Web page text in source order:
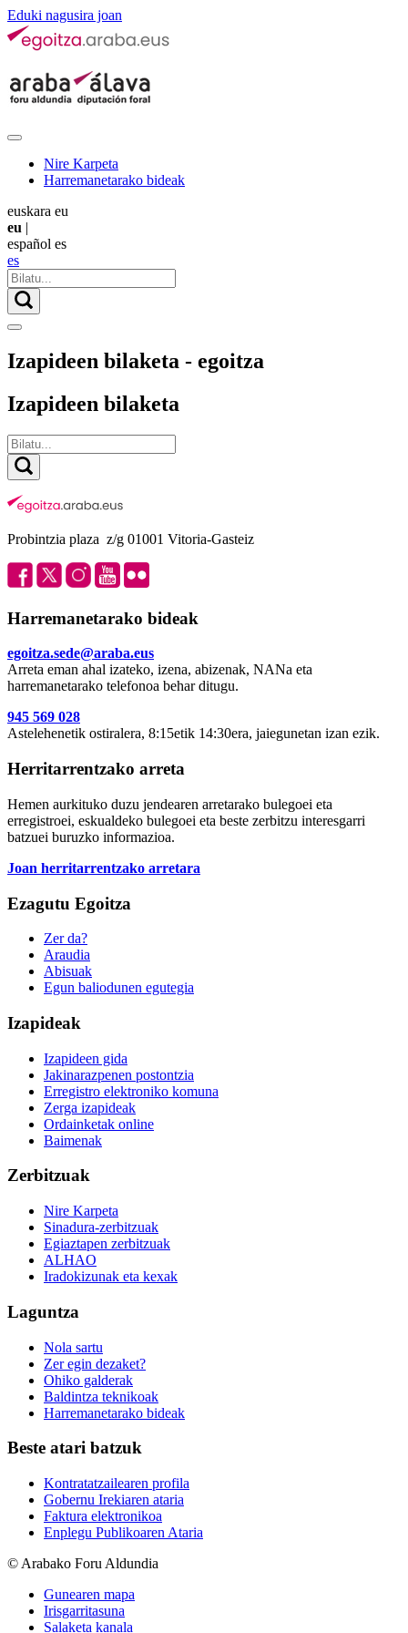
Eduki nagusira joan
Nire Karpeta
Harremanetarako bideak
euskara eu
eu |
español es
es
Izapideen bilaketa - egoitza
Izapideen bilaketa
Probintzia plaza z/g 01001 Vitoria-Gasteiz
Harremanetarako bideak
egoitza.sede@araba.eus
Arreta eman ahal izateko, izena, abizenak, NANa eta
harremanetarako telefonoa behar ditugu.
945 569 028
Astelehenetik ostiralera, 8:15etik 14:30era, jaiegunetan izan ezik.
Herritarrentzako arreta
Hemen aurkituko duzu jendearen arretarako bulegoei eta
erregistroei, eskualdeko bulegoei eta beste zerbitzu interesgarri
batzuei buruzko informazioa.
Joan herritarrentzako arretara
Ezagutu Egoitza
Zer da?
Araudia
Abisuak
Egun baliodunen egutegia
Izapideak
Izapideen gida
Jakinarazpenen postontzia
Erregistro elektroniko komuna
Zerga izapideak
Ordainketak online
Baimenak
Zerbitzuak
Nire Karpeta
Sinadura-zerbitzuak
Egiaztapen zerbitzuak
ALHAO
Iradokizunak eta kexak
Laguntza
Nola sartu
Zer egin dezaket?
Ohiko galderak
Baldintza teknikoak
Harremanetarako bideak
Beste atari batzuk
Kontratatzailearen profila
Gobernu Irekiaren ataria
Faktura elektronikoa
Enplegu Publikoaren Ataria
© Arabako Foru Aldundia
Gunearen mapa
Irisgarritasuna
Salaketa kanala